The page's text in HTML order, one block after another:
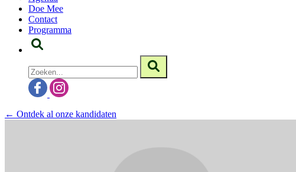
Doe Mee
Contact
Programma
← Ontdek al onze kandidaten